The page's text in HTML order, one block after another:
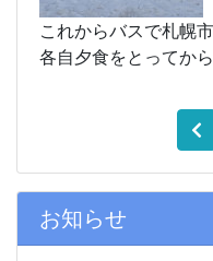
お知らせ
これからバスで札幌
各自夕食をとってか